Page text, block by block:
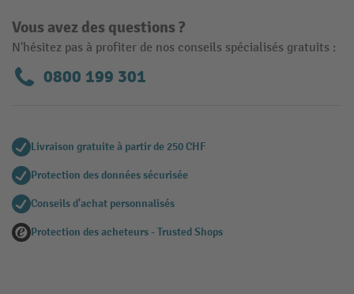
Vous avez des questions ?
N'hésitez pas à profiter de nos conseils spécialisés gratuits :
0800 199 301
Livraison gratuite à partir de 250 CHF
Protection des données sécurisée
Conseils d'achat personnalisés
Protection des acheteurs - Trusted Shops